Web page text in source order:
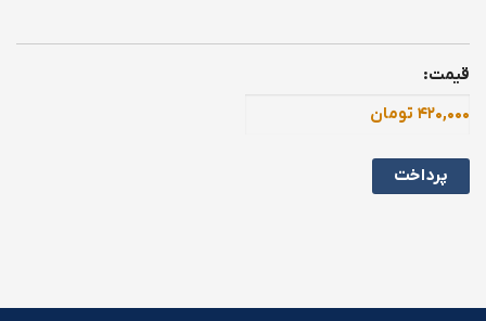
-قیمت: